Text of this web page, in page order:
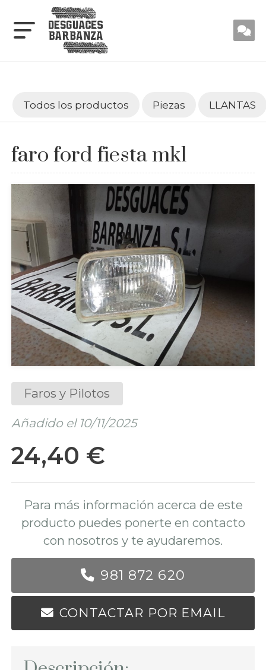
Todos los productos Piezas LLANTAS
faro ford fiesta mk1
Faros y Pilotos
Añadido el 10/11/2025
24,40 €
Para más información acerca de este
producto puedes ponerte en contacto
con nosotros y te ayudaremos.
981 872 620
CONTACTAR POR EMAIL